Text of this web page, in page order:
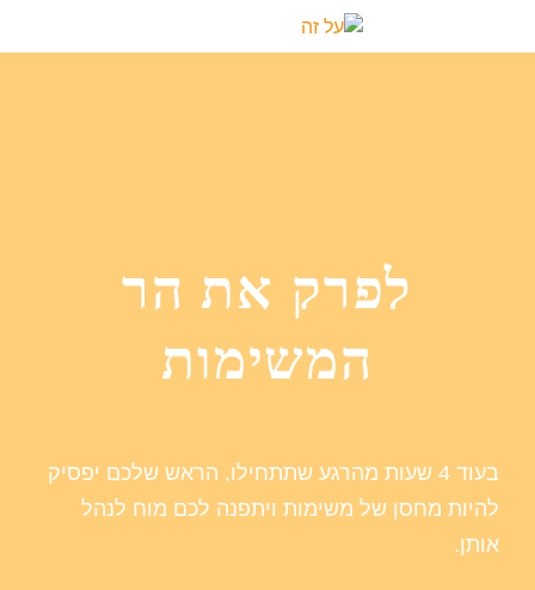
לפרק את הר
המשימות
בעוד 4 שעות מהרגע שתתחילו, הראש שלכם יפסיק
להיות מחסן של משימות ויתפנה לכם מוח לנהל
אותן.